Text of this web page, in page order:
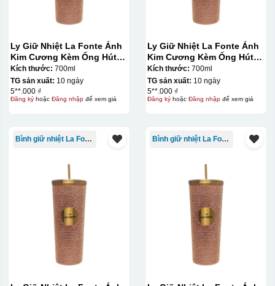
In logo 1 mặt
Kiểu hộp:
Hộp diêm quai xách lót lụa
Ly Giữ Nhiệt La Fonte Ánh
Kim Cương Kèm Ống Hút-
700 ml-014687-GOL
Kích thước: 700ml
TG sản xuất: 10 ngày
5**.000 ₫
Đăng kýhoặc Đăng nhậpđể xem giá
Ly Giữ Nhiệt La Fonte Ánh
Kim Cương Kèm Ống Hút-
700 ml-014687-GOL
Kích thước: 700ml
TG sản xuất: 10 ngày
5**.000 ₫
Đăng kýhoặc Đăng nhậpđể xem giá
Bình giữ nhiệt La Fonte Bình giữ nhiệt La Fonte